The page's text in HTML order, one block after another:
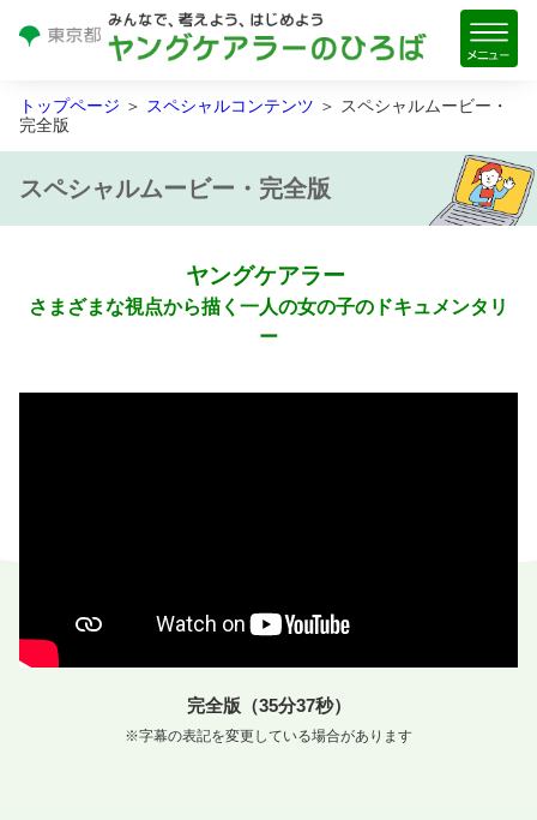
トップページ ＞ スペシャルコンテンツ ＞ スペシャルムービー・
完全版
スペシャルムービー・ 完全版
ヤングケアラー
さまざまな視点から描 く 一人の女の子のドキュメンタリ
ー
完全版 （35分37秒）
※字幕の表記を変更 している場合があります